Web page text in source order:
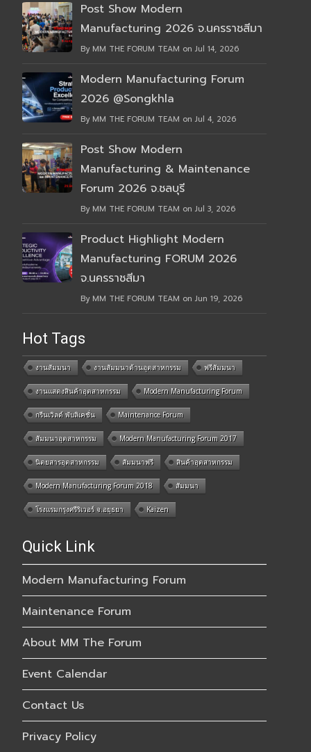
Post Show Modern
Manufacturing 2026 จ.นครราชสีมา
By MM THE FORUM TEAM on Jul 14, 2026
Modern Manufacturing Forum
2026 @Songkhla
By MM THE FORUM TEAM on Jul 4, 2026
Post Show Modern
Manufacturing & Maintenance
Forum 2026 จ.ชลบุรี
By MM THE FORUM TEAM on Jul 3, 2026
Product Highlight Modern
Manufacturing FORUM 2026
จ.นครราชสีมา
By MM THE FORUM TEAM on Jun 19, 2026
Hot Tags
งานสัมมนา งานสัมมนาด้านอุตสาหกรรม ฟรีสัมมนา
งานแสดงสินค้าอุตสาหกรรม Modern Manufacturing Forum
กรีนเวิลด์ พับลิเคชั่น Maintenance Forum
สัมมนาอุตสาหกรรม Modern Manufacturing Forum 2017
นิตยสารอุตสาหกรรม สัมมนาฟรี สินค้าอุตสาหกรรม
Modern Manufacturing Forum 2018 สัมมนา
โรงแรมกรุงศรีริเวอร์ จ.อยุธยา Kaizen
Quick Link
Modern Manufacturing Forum
Maintenance Forum
About MM The Forum
Event Calendar
Contact Us
Privacy Policy